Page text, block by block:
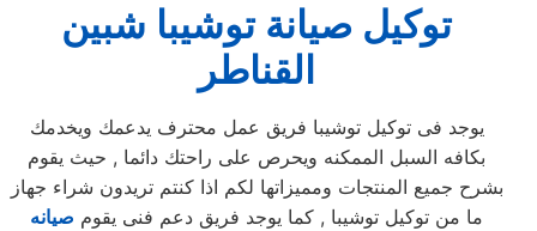
توكيل صيانة توشيبا شبين
القناطر
يوجد فى توكيل توشيبا فريق عمل محترف يدعمك ويخدمك
بكافه السبل الممكنه ويحرص على راحتك دائما , حيث يقوم
بشرح جميع المنتجات ومميزاتها لكم اذا كنتم تريدون شراء جهاز
ما من توكيل توشيبا , كما يوجد فريق دعم فنى يقوم صيانه